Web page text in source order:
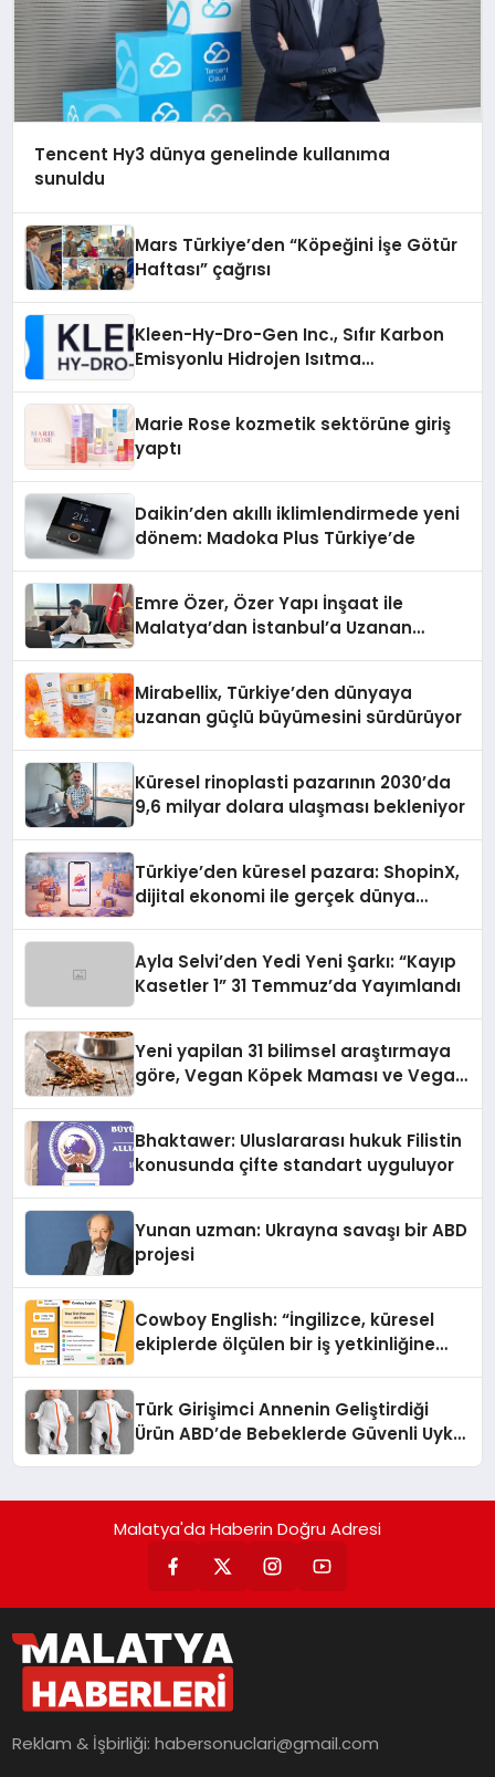
Tencent Hy3 dünya genelinde kullanıma
sunuldu
Mars Türkiye’den “Köpeğini İşe Götür
Haftası” çağrısı
Kleen-Hy-Dro-Gen Inc., Sıfır Karbon
Emisyonlu Hidrojen Isıtma
Marie Rose kozmetik sektörüne giriş
yaptı
Daikin’den akıllı iklimlendirmede yeni
dönem: Madoka Plus Türkiye’de
Emre Özer, Özer Yapı İnşaat ile
Malatya’dan İstanbul’a Uzanan
Mirabellix, Türkiye’den dünyaya
uzanan güçlü büyümesini sürdürüyor
Küresel rinoplasti pazarının 2030’da
9,6 milyar dolara ulaşması bekleniyor
Türkiye’den küresel pazara: ShopinX,
dijital ekonomi ile gerçek dünya
Ayla Selvi’den Yedi Yeni Şarkı: “Kayıp
Kasetler 1” 31 Temmuz’da Yayımlandı
Yeni yapilan 31 bilimsel araştırmaya
göre, Vegan Köpek Maması ve Vegan
Bhaktawer: Uluslararası hukuk Filistin
konusunda çifte standart uyguluyor
Yunan uzman: Ukrayna savaşı bir ABD
projesi
Cowboy English: “İngilizce, küresel
ekiplerde ölçülen bir iş yetkinliğine
Türk Girişimci Annenin Geliştirdiği
Ürün ABD’de Bebeklerde Güvenli Uyku
Malatya'da Haberin Doğru Adresi
Reklam & İşbirliği:habersonuclari@gmail.com